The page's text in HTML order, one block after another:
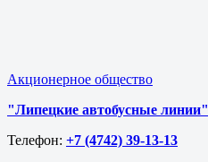
Акционерное общество
"Липецкие автобусные линии"
Телефон: +7 (4742) 39-13-13